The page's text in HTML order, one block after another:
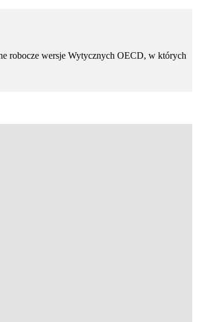
robocze wersje Wytycznych OECD, w których